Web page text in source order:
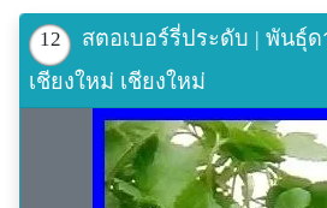
12
สตอเบอร์รี่ประดับ | พันธุ์ด
เชียงใหม่ เชียงใหม่